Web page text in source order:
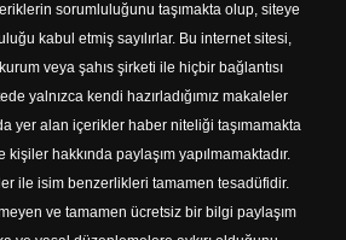
sorumluluğunu taşımakta olup, siteye
kabul etmiş sayılırlar. Bu internet sitesi,
veya şahıs şirketi ile hiçbir bağlantısı
yalnızca kendi hazırladığımız makaleler
yer alan içerikler haber niteliği taşımamakta
hakkında paylaşım yapılmamaktadır.
ile isim benzerlikleri tamamen tesadüfidir.
ve tamamen ücretsiz bir bilgi paylaşım